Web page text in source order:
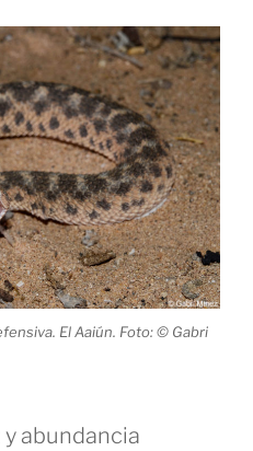
El Aaiún. Foto: © Gabri
abundancia